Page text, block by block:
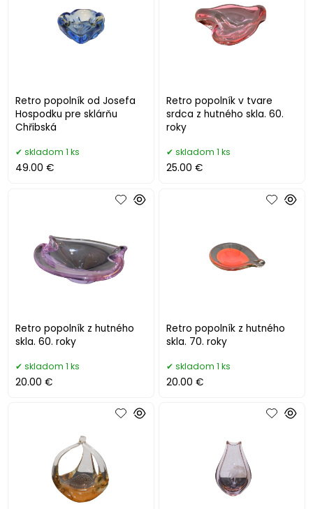
Retro popolník od Josefa
Hospodku pre sklárňu
Chřibská
skladom 1 ks
49.00 €
Retro popolník v tvare
srdca z hutného skla. 60.
roky
skladom 1 ks
25.00 €
Retro popolník z hutného
skla. 60. roky
skladom 1 ks
20.00 €
Retro popolník z hutného
skla. 70. roky
skladom 1 ks
20.00 €